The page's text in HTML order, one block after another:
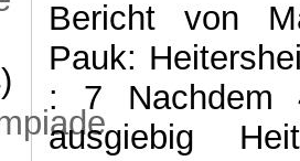
Bericht von
Pauk:
: 7 Nachdem
ausgiebig